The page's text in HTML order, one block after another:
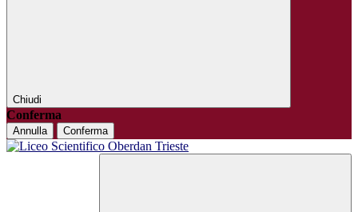
Chiudi
Conferma
Annulla Conferma